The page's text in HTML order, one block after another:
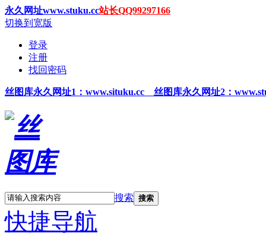
永久网址www.stuku.cc站长QQ99297166
切换到宽版
登录
注册
找回密码
丝图 库永久网址1 ：www.situku.cc 丝图库永久网址2：
搜索 搜索
快捷导航